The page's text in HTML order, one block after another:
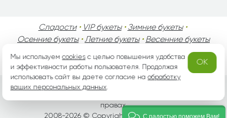
Сладости• VIP букеты• Зимние букеты•
Осенние букеты•Летние букеты• Весенние букеты
•
День Мужчин•Праздники!
правах.
2008-2026 © Copyright «grand-flora.ru»
Мы используемcookiesс целью повышения удобства
и эффективности работы пользователя. Продолжая
использовать сайт вы даете согласие наобработку
ваших персональных данных.
OK
С радостью поможем Вам!